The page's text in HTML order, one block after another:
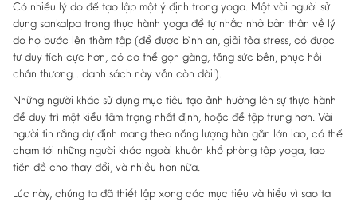
Có nhiều lý do để tạo lập một ý định trong yoga. Một vài người sử
dụng sankalpa trong thực hành yoga để tự nhắc nhở bản thân về lý
do họ bước lên thảm tập (để được bình an, giải tỏa stress, có được
tư duy tích cực hơn, có cơ thể gọn gàng, tăng sức bền, phục hồi
chấn thương… danh sách này vẫn còn dài!).
Những người khác sử dụng mục tiêu tạo ảnh hưởng lên sự thực hành
để duy trì một kiểu tâm trạng nhất định, hoặc để tập trung hơn. Vài
người tin rằng dự định mang theo năng lượng hàn gắn lớn lao, có thể
chạm tới những người khác ngoài khuôn khổ phòng tập yoga, tạo
tiền đề cho thay đổi, và nhiều hơn nữa.
Lúc này, chúng ta đã thiết lập xong các mục tiêu và hiểu vì sao ta